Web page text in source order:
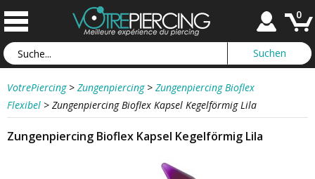
0
VotrePiercing > Zungenpiercing > Zungenpiercing Bioflex
Flexibel > Zungenpiercing Bioflex Kapsel Kegelförmig Lila
Zungenpiercing Bioflex Kapsel Kegelförmig Lila